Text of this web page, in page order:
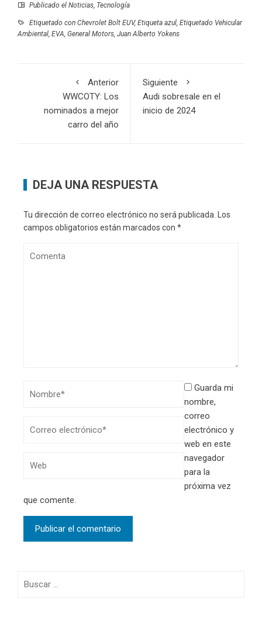
Publicado el Noticias Tecnología
Etiquetado con Chevrolet Bolt EUV, Etiqueta azul Etiquetado Vehicular
Ambiental EVA General Motors Juan Alberto Yokens
Anterior
WWCOTY: Los
nominados a mejor
carro del año
Siguiente
Audi sobresale en el
inicio de 2024
DEJA UNA RESPUESTA
Tu dirección de correo electrónico no será publicada. Los
campos obligatorios están marcados con *
Guarda mi
nombre,
correo
electrónico y
web en este
navegador
para la
próxima vez
que comente.